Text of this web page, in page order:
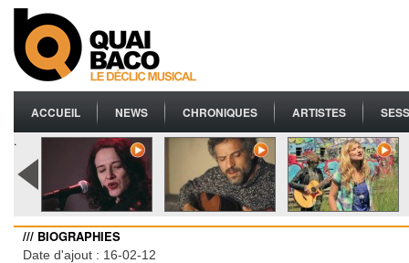
ACCUEIL NEWS CHRONIQUES ARTISTES
.
/// BIOGRAPHIES
Date d'ajout : 16-02-12